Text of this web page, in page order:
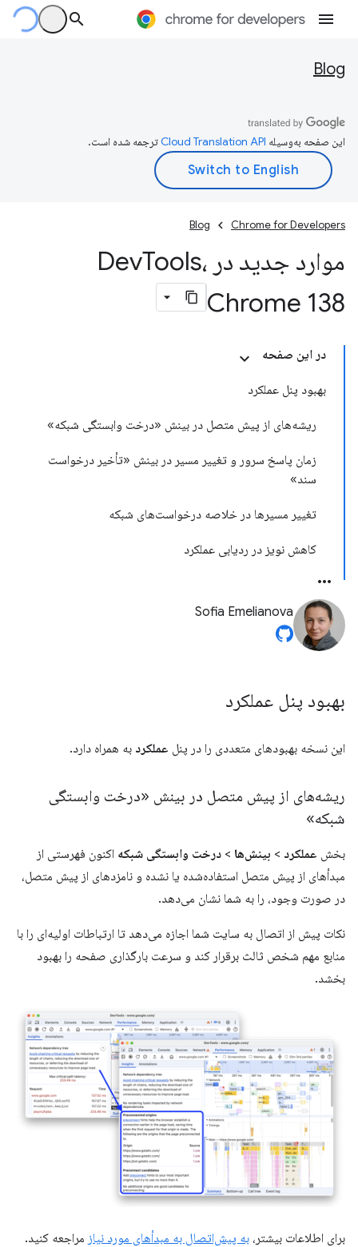
Blog
این صفحه به‌وسیله ترجمه شده است.
Chrome for Developers
Blog
موارد جدید در Dev Tools،
Chrome 138
در این صفحه
بهبود پنل عملکرد
ریشه‌های از پیش متصل در بینش «درخت وابستگی شبکه»
زمان پاسخ سرور و تغییر مسیر در بینش «تأخیر درخواست
سند»
تغییر مسیرها در خلاصه درخواست‌های شبکه
کاهش نویز در ردیابی عملکرد
Sofia Emelianova
بهبود پنل عملکرد
این نسخه بهبودهای متعددی را در پنل عملکرد به همراه دارد.
ریشه‌های از پیش متصل در بینش «درخت وابستگی
شبکه»
بخش عملکرد > بینش‌ها > درخت وابستگی شبکه اکنون فهرستی از
مبدأهای از پیش متصل استفاده‌شده یا نشده و نامزدهای از پیش متصل،
در صورت وجود، را به شما نشان می‌دهد.
نکات پیش از اتصال به سایت شما اجازه می‌دهد تا ارتباطات اولیه‌ای را با
منابع مهم شخص ثالث برقرار کند و سرعت بارگذاری صفحه را بهبود
بخشد.
برای اطلاعات بیشتر، به پیش‌اتصال به مبدأهای مورد نیاز مراجعه کنید.